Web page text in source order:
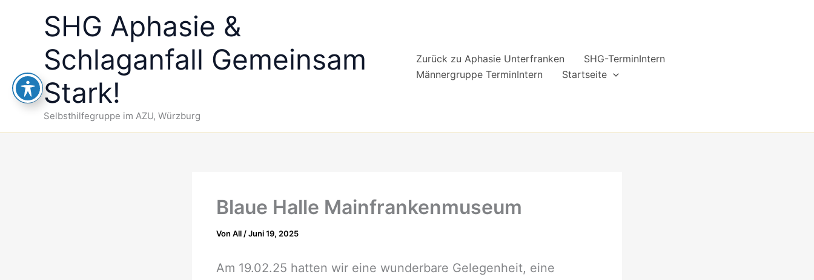
SHG Aphasie &
Schlaganfall Gemeinsam
Stark!
Selbsthilfegruppe im AZU, Würzburg
Zurück zu Aphasie Unterfranken
SHG-TerminIntern
Männergruppe TerminIntern
Startseite
Blaue Halle Mainfrankenmuseum
Von All /Juni 19, 2025
Am 19.02.25 hatten wir eine wunderbare Gelegenheit, eine